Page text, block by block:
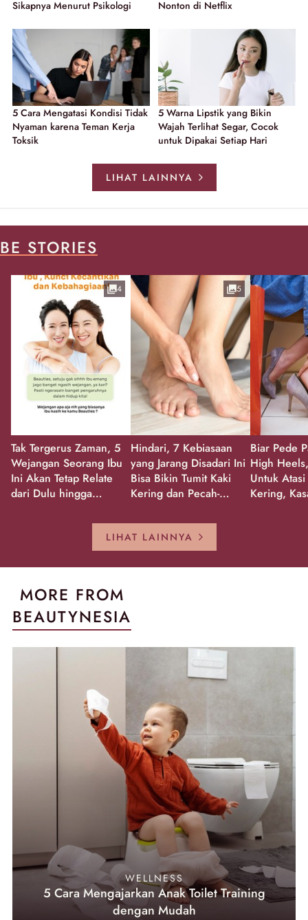
Sikapnya Menurut Psikologi
Nonton di Netflix
5 Cara Mengatasi Kondisi Tidak
Nyaman karena Teman Kerja
Toksik
5 Warna Lipstik yang Bikin
Wajah Terlihat Segar, Cocok
untuk Dipakai Setiap Hari
LIHAT LAINNYA
BE STORIES
Tak Tergerus Zaman, 5
Wejangan Seorang Ibu
Ini Akan Tetap Relate
dari Dulu hingga
4
Hindari, 7 Kebiasaan
yang Jarang Disadari Ini
Bisa Bikin Tumit Kaki
Kering dan Pecah-
5
Biar Pede
High
Untuk
Kering,
LIHAT LAINNYA
MORE FROM
BEAUTYNESIA
WELLNESS
5 Cara Mengajarkan Anak Toilet Training
dengan Mudah